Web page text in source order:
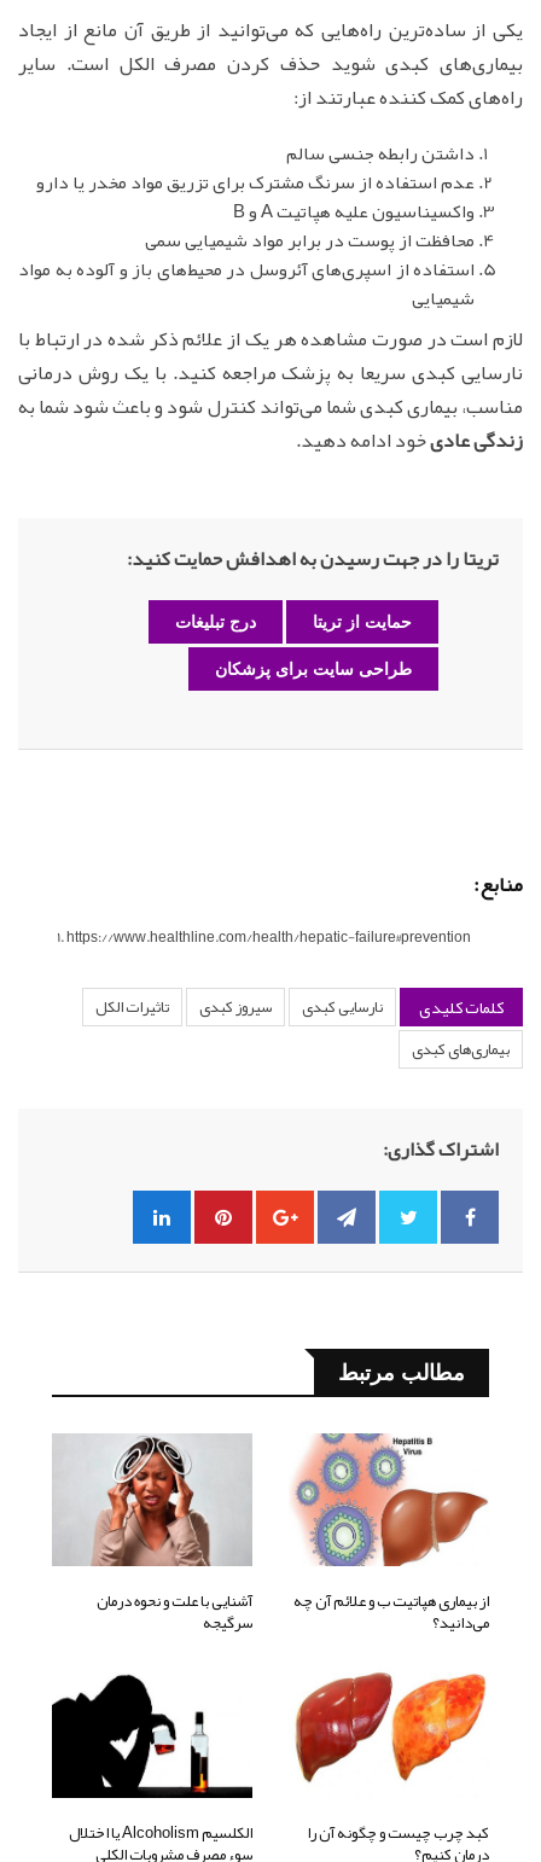
یکی از ساده‌ترین راه‌هایی که می‌توانید از طریق آن مانع از ایجاد
بیماری‌های کبدی شوید حذف کردن مصرف الکل است. سایر
راه‌های کمک کننده عبارتند از:
داشتن رابطه جنسی سالم
عدم استفاده از سرنگ مشترک برای تزریق مواد مخدر یا دارو
واکسیناسیون علیه هپاتیت A و B
محافظت از پوست در برابر مواد شیمیایی سمی
استفاده از اسپری‌های آئروسل در محیط‌های باز و آلوده به مواد
شیمیایی
لازم است در صورت مشاهده هر یک از علائم ذکر شده در ارتباط با
نارسایی کبدی سریعا به پزشک مراجعه کنید. با یک روش درمانی
مناسب، بیماری کبدی شما می‌تواند کنترل شود و باعث شود شما به
زندگی عادیخود ادامه دهید.
تریتا را در جهت رسیدن به اهدافش حمایت کنید:
حمایت از تریتا درج تبلیغات
طراحی سایت برای پزشکان
منابع:
https://www.healthline.com/health/hepatic-failure#prevention
کلمات کلیدی نارسایی کبدی سیروز کبدی
تاثیرات الکل
بیماری‌های کبدی
اشتراک گذاری:
مطالب مرتبط
از بیماری هپاتیت ب و علائم آن چه
می‌دانید؟
آشنایی با علت و نحوه درمان
سرگیجه
کبد چرب چیست و چگونه آن را
درمان کنیم؟
الکلسیم Alcoholism یا اختلال
سوء مصرف مشروبات الکلی